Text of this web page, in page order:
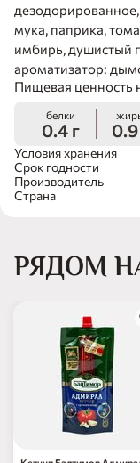
Пищевая ценность
белки
0.4 г 0.9
Условия хранения
Срок годности
Производитель
Страна
мука, паприка,
имбирь, душистый
ароматизатор:
РЯДОМ